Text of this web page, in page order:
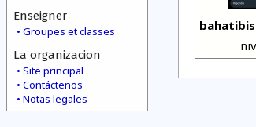
Enseigner
Groupes et classes
La organizacion
Site principal
Contáctenos
Notas legales